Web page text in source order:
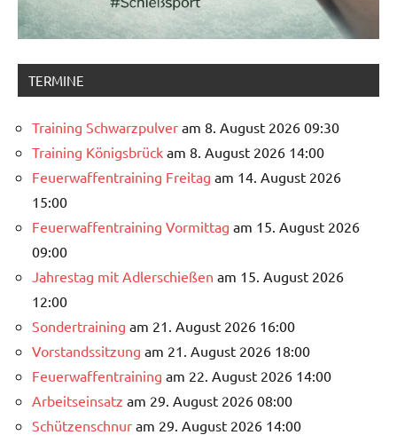
TERMINE
Training Schwarzpulver am 8. August 2026 09:30
Training Königsbrück am 8. August 2026 14:00
Feuerwaffentraining Freitag am 14. August 2026
15:00
Feuerwaffentraining Vormittag am 15. August 2026
09:00
Jahrestag mit Adlerschießen am 15. August 2026
12:00
Sondertraining am 21. August 2026 16:00
Vorstandssitzung am 21. August 2026 18:00
Feuerwaffentraining am 22. August 2026 14:00
Arbeitseinsatz am 29. August 2026 08:00
Schützenschnur am 29. August 2026 14:00